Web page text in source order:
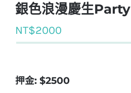
銀色浪漫慶生Party
NT$2000
押金: $2500